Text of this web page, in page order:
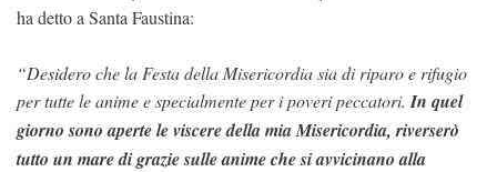
ha detto a Santa Faustina:
“Desidero che la Festa della Misericordia sia di riparo e rifugio
per tutte le anime e specialmente per i poveri peccatori. In quel
giorno sono aperte le viscere della mia Misericordia, riverserò
tutto un mare di grazie sulle anime che si avvicinano alla